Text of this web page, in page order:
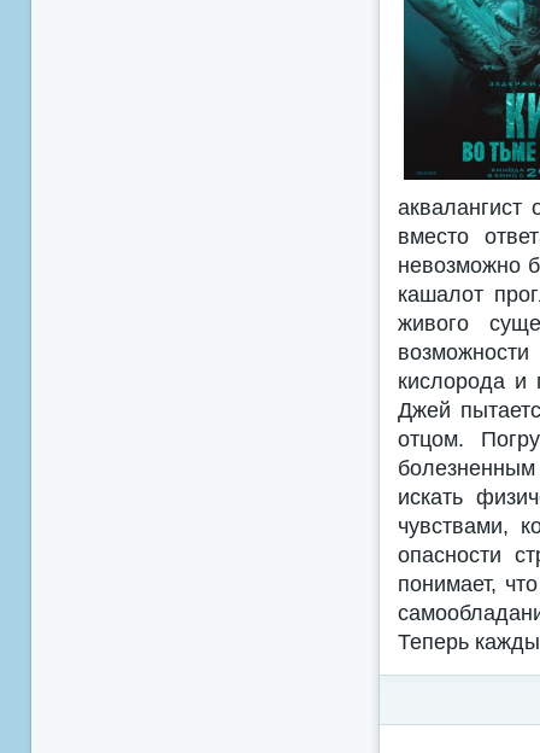
аквалангист
вместо
невозможно
кашалот
живого
кислорода и
Джей
отцом.
искать
чувствами,
опасности
понимает,
Теперь